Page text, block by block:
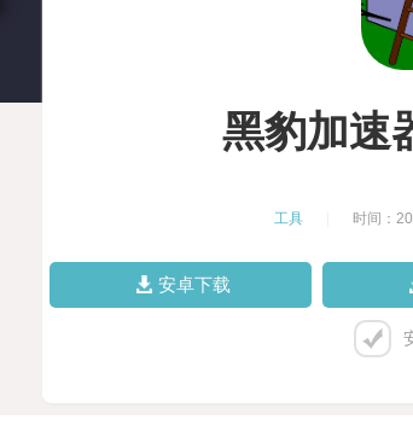
黑豹加速
工具 时间：
安卓下载